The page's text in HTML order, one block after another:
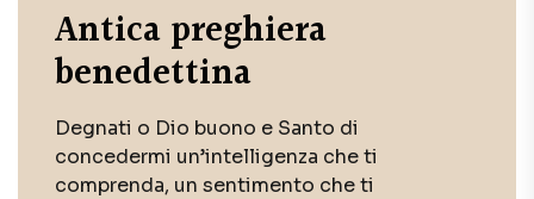
Antica preghiera
benedettina
Degnati o Dio buono e Santo di
concedermi un’intelligenza che ti
comprenda, un sentimento che ti